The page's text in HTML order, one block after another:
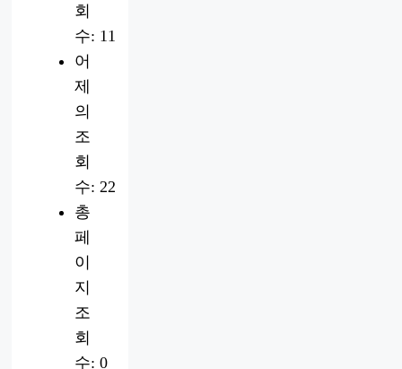
회
수: 11
어
제
의
조
회
수: 22
총
페
이
지
조
회
수: 0